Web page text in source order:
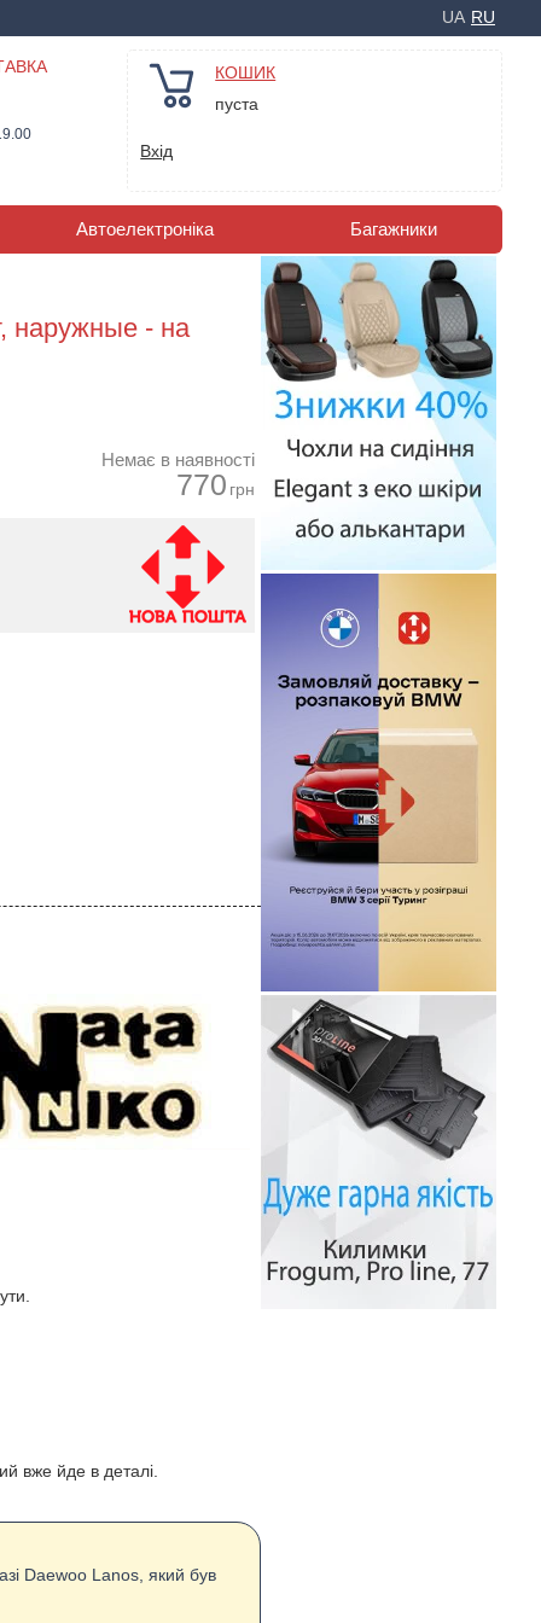
UA RU
КОШИК
пуста
Вхід
Автоелектроніка Багажники
наружные - на
Немає в наявності
770 грн
вже йде в деталі.
Daewoo Lanos, який був